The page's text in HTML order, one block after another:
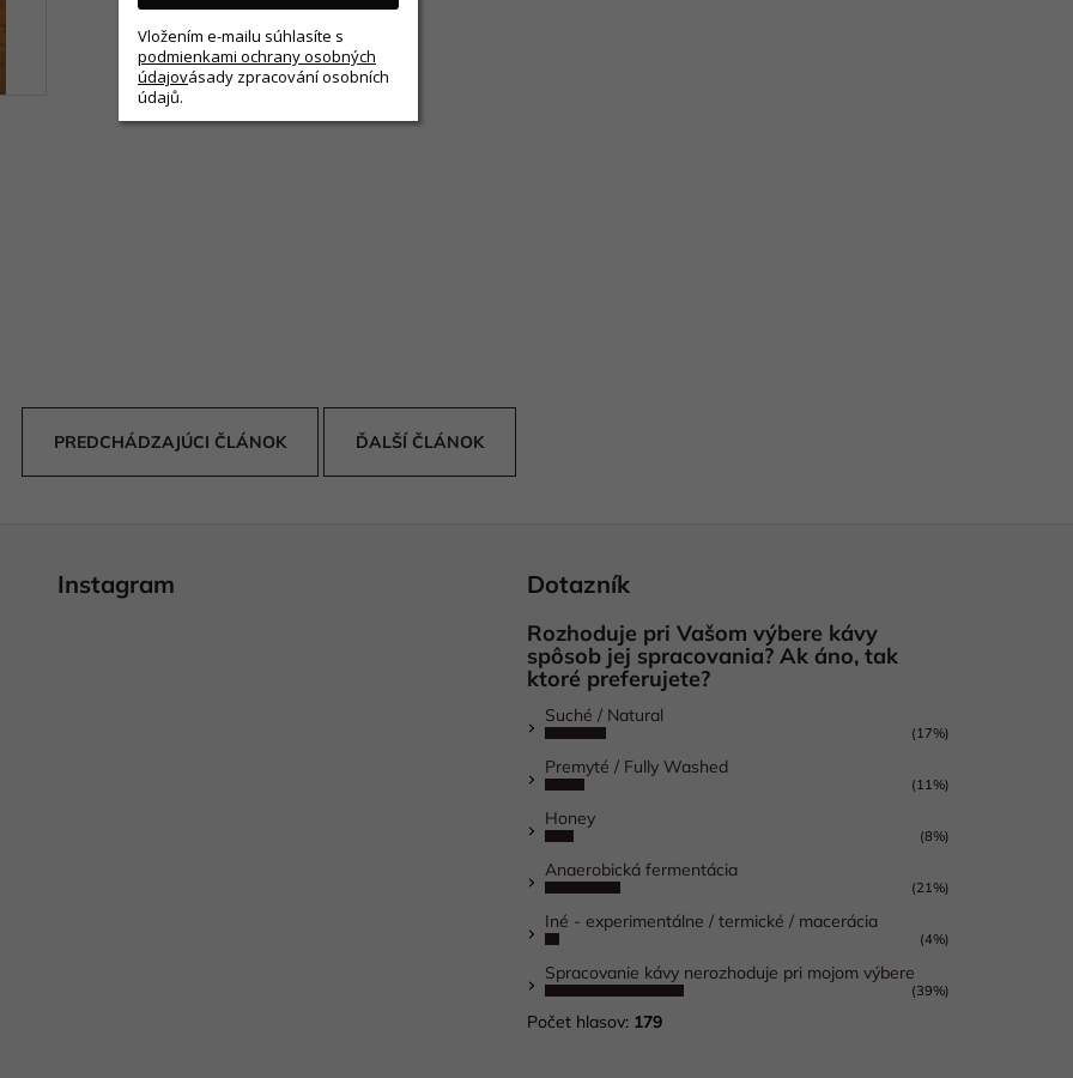
PREDCHÁDZAJÚCI ČLÁNOK ĎALŠÍ ČLÁNOK
Instagram Dotazník
Rozhoduje pri Vašom výbere kávy
spôsob jej spracovania? Ak áno, tak
ktoré preferujete?
Suché / Natural
(17%)
Premyté / Fully Washed
(11%)
Honey
(8%)
Anaerobická fermentácia
(21%)
Iné - experimentálne / termické / macerácia
(4%)
Spracovanie kávy nerozhoduje pri mojom výbere
(39%)
Počet hlasov: 179
Vložením e-mailu súhlasíte s
podmienkami ochrany osobných
údajovásady zpracování osobních
údajů.